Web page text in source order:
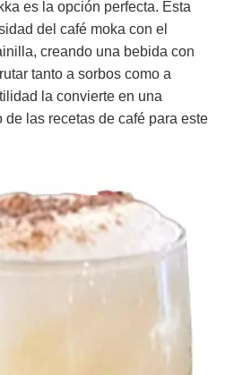
es la opción perfecta. Esta
del café moka con el
creando una bebida con
tanto a sorbos como a
la convierte en una
las recetas de café para este